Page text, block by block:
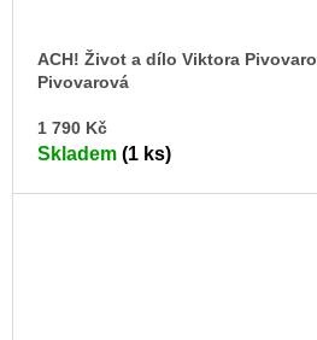
ACH! Život a dílo Viktora
Pivovarová
1 790 Kč
Skladem (1 ks)